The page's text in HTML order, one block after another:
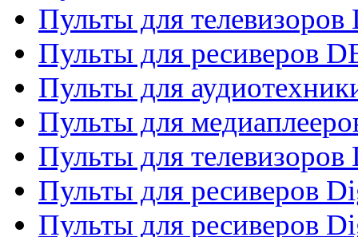
Пульты для телевизоров
Пульты для ресиверов
Пульты для
Пульты для
Пульты для телевизоров
Пульты для ресиверов
Пульты для ресиверов